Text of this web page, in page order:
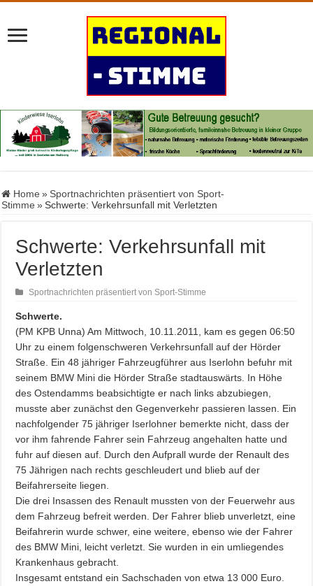
Home » Sportnachrichten präsentiert von Sport-
Stimme » Schwerte: Verkehrsunfall mit Verletzten
Schwerte: Verkehrsunfall mit
Verletzten
Sportnachrichten präsentiert von Sport-Stimme
Schwerte.
(PM KPB Unna) Am Mittwoch, 10.11.2011, kam es gegen 06:50
Uhr zu einem folgenschweren Verkehrsunfall auf der Hörder
Straße. Ein 48 jähriger Fahrzeugführer aus Iserlohn befuhr mit
seinem BMW Mini die Hörder Straße stadtauswärts. In Höhe
des Ostendamms beabsichtigte er nach links abzubiegen,
musste aber zunächst den Gegenverkehr passieren lassen. Ein
nachfolgender 75 jähriger Iserlohner bemerkte nicht, dass der
vor ihm fahrende Fahrer sein Fahrzeug angehalten hatte und
fuhr auf diesen auf. Durch den Aufprall wurde der Renault des
75 Jährigen nach rechts geschleudert und blieb auf der
Beifahrerseite liegen.
Die drei Insassen des Renault mussten von der Feuerwehr aus
dem Fahrzeug befreit werden. Der Fahrer blieb unverletzt, eine
Beifahrerin wurde schwer, eine weitere, ebenso wie der Fahrer
des BMW Mini, leicht verletzt. Sie wurden in ein umliegendes
Krankenhaus gebracht.
Insgesamt entstand ein Sachschaden von etwa 13 000 Euro.